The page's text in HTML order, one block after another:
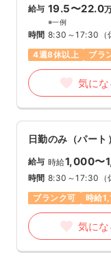
給与 19.5〜22.0
※一例
時間 8:30～17:30
4週8休以上
ブラ
気にな
日勤のみ（パート）
給与 時給1,000〜
時間 8:30～17:30
ブランク可
時給
気にな